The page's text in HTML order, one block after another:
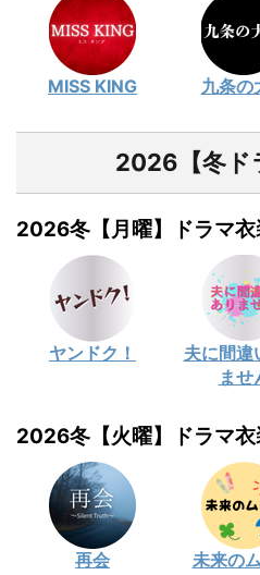
MISS KING 九条の
2026【冬ド
2026冬【月曜】ドラマ衣
ヤンドク！
夫に間違
ませ
2026冬【火曜】ドラマ衣
再会 未来の